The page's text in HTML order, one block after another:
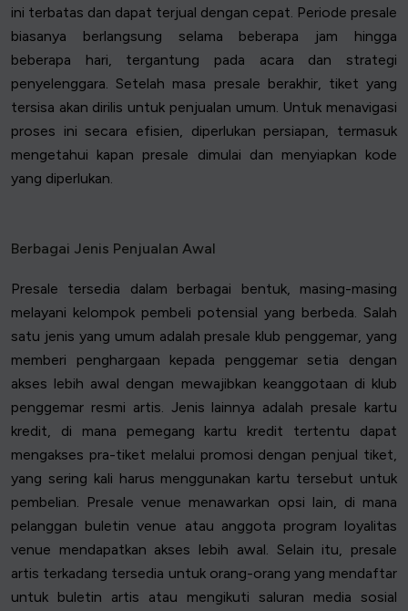
ini terbatas dan dapat terjual dengan cepat. Periode presale
biasanya berlangsung selama beberapa jam hingga
beberapa hari, tergantung pada acara dan strategi
penyelenggara. Setelah masa presale berakhir, tiket yang
tersisa akan dirilis untuk penjualan umum. Untuk menavigasi
proses ini secara efisien, diperlukan persiapan, termasuk
mengetahui kapan presale dimulai dan menyiapkan kode
yang diperlukan.
Berbagai Jenis Penjualan Awal
Presale tersedia dalam berbagai bentuk, masing-masing
melayani kelompok pembeli potensial yang berbeda. Salah
satu jenis yang umum adalah presale klub penggemar, yang
memberi penghargaan kepada penggemar setia dengan
akses lebih awal dengan mewajibkan keanggotaan di klub
penggemar resmi artis. Jenis lainnya adalah presale kartu
kredit, di mana pemegang kartu kredit tertentu dapat
mengakses pra-tiket melalui promosi dengan penjual tiket,
yang sering kali harus menggunakan kartu tersebut untuk
pembelian. Presale venue menawarkan opsi lain, di mana
pelanggan buletin venue atau anggota program loyalitas
venue mendapatkan akses lebih awal. Selain itu, presale
artis terkadang tersedia untuk orang-orang yang mendaftar
untuk buletin artis atau mengikuti saluran media sosial